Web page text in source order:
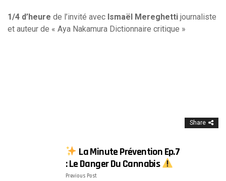
1/4 d’heure de l’invité avec Ismaël Mereghetti journaliste
et auteur de « Aya Nakamura Dictionnaire critique »
Share
La Minute Prévention Ep.7
: Le Danger Du Cannabis
Previous Post